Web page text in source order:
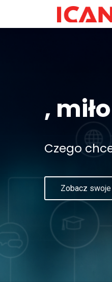
,
Czego
Zobacz swoje